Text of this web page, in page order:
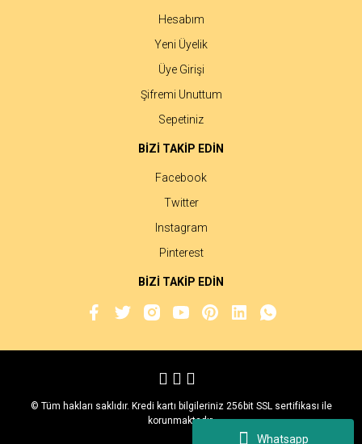
Whatsapp
Hesabım
Yeni Üyelik
Üye Girişi
Şifremi Unuttum
Sepetiniz
BİZİ TAKİP EDİN
Facebook
Twitter
Instagram
Pinterest
BİZİ TAKİP EDİN
© Tüm hakları saklıdır. Kredi kartı bilgileriniz 256bit SSL sertifikası ile
korunmaktadır.